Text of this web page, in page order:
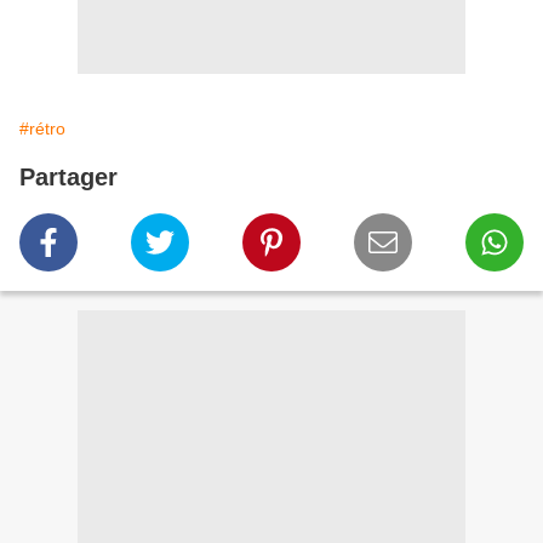
#rétro
Partager